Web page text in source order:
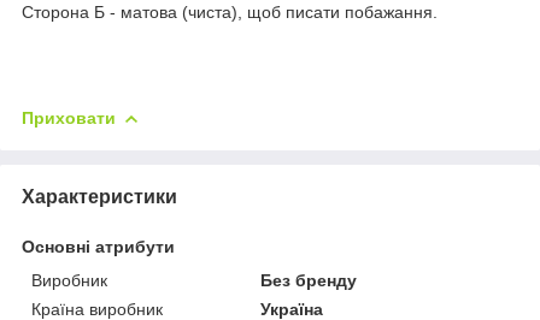
Сторона Б - матова (чиста), щоб писати побажання.
Приховати
Характеристики
Основні атрибути
Виробник
Без бренду
Країна виробник
Україна